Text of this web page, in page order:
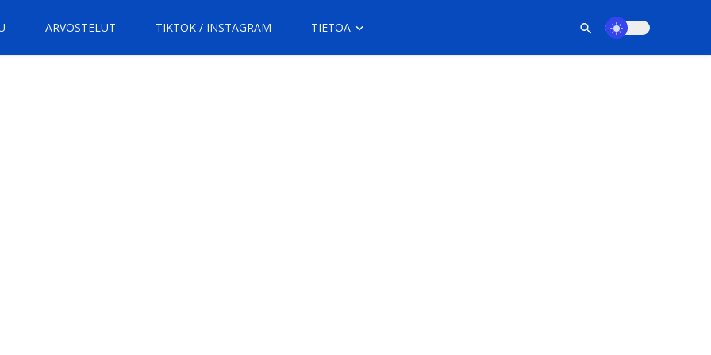
ARVOSTELUT TIKTOK / INSTAGRAM TIETOA